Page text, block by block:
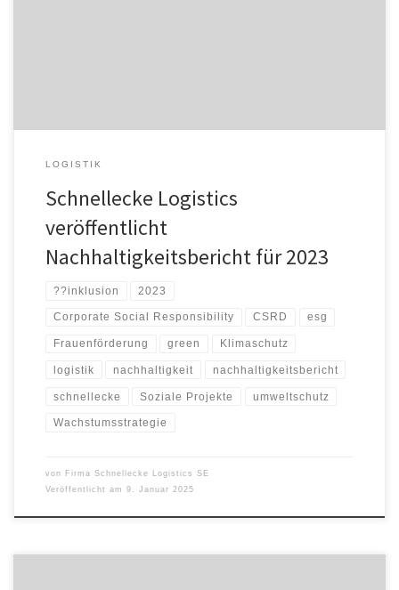
LOGISTIK
Schnellecke Logistics
veröffentlicht
Nachhaltigkeitsbericht für 2023
??inklusion 2023
Corporate Social Responsibility CSRD esg
Frauenförderung green Klimaschutz
logistik nachhaltigkeit nachhaltigkeitsbericht
schnellecke Soziale Projekte umweltschutz
Wachstumsstrategie
von Firma Schnellecke Logistics SE
Veröffentlicht am 9. Januar 2025